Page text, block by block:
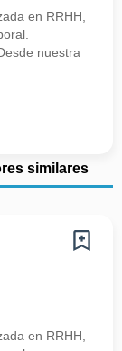
en RRHH,
nuestra
similares
en RRHH,